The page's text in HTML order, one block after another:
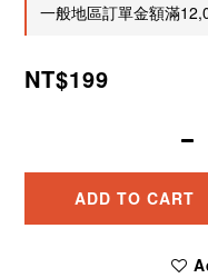
一般地區訂單金額滿
NT$199
ADD TO CART